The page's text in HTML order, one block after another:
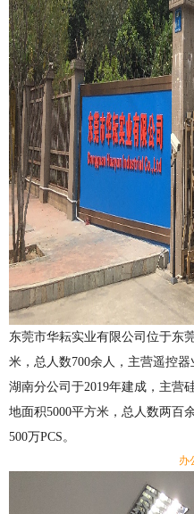
东莞市华耘实业有限公司位于东
米，总人数700余人，主营遥控
湖南分公司于2019年建成，主营
地面积5000平方米，总人数两百
500万PCS。
办